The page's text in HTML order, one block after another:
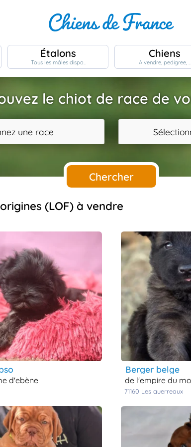
Étalons
Tous les mâles dispo..
Chiens
A vendre, pedigree, ..
le chiot de race de
une race
Chercher
(LOF) à vendre
d'ebène
berger belge
de l'empire du
71160 les guerreaux